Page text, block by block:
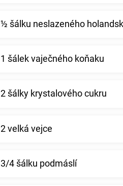
½ šálku neslazeného
1 šálek vaječného koňaku
2 šálky krystalového cukru
2 velká vejce
3/4 šálku podmáslí